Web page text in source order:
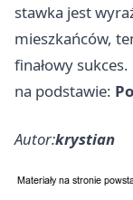
stawka jest
mieszkańców,
finałowy sukces.
na podstawie:
Autor:krystian